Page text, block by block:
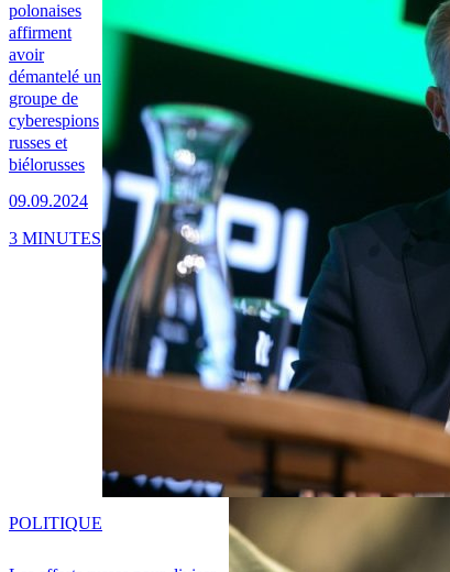
polonaises
affirment
avoir
démantelé un
groupe de
cyberespions
russes et
biélorusses
09.09.2024
3 MINUTES
POLITIQUE